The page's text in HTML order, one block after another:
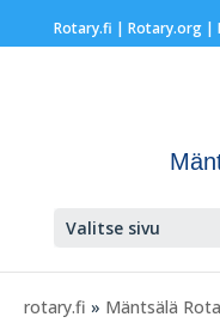
Rotary.fi | Rotary.org|
Valitse sivu
rotary.fi » Mäntsälä